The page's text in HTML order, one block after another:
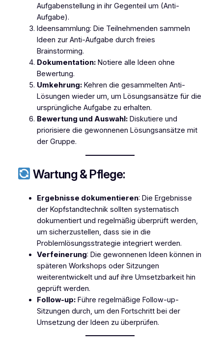
Aufgabenstellung in ihr Gegenteil um (Anti-
Aufgabe).
Ideensammlung: Die Teilnehmenden sammeln
Ideen zur Anti-Aufgabe durch freies
Brainstorming.
Dokumentation:Notiere alle Ideen ohne
Bewertung.
Umkehrung:Kehren die gesammelten Anti-
Lösungen wieder um, um Lösungsansätze für die
ursprüngliche Aufgabe zu erhalten.
Bewertung und Auswahl:Diskutiere und
priorisiere die gewonnenen Lösungsansätze mit
der Gruppe.
Wartung & Pflege:
Ergebnisse dokumentieren: Die Ergebnisse
der Kopfstandtechnik sollten systematisch
dokumentiert und regelmäßig überprüft werden,
um sicherzustellen, dass sie in die
Problemlösungsstrategie integriert werden.
Verfeinerung: Die gewonnenen Ideen können in
späteren Workshops oder Sitzungen
weiterentwickelt und auf ihre Umsetzbarkeit hin
geprüft werden.
Follow-up:Führe regelmäßige Follow-up-
Sitzungen durch, um den Fortschritt bei der
Umsetzung der Ideen zu überprüfen.